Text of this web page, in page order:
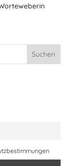
Suchen